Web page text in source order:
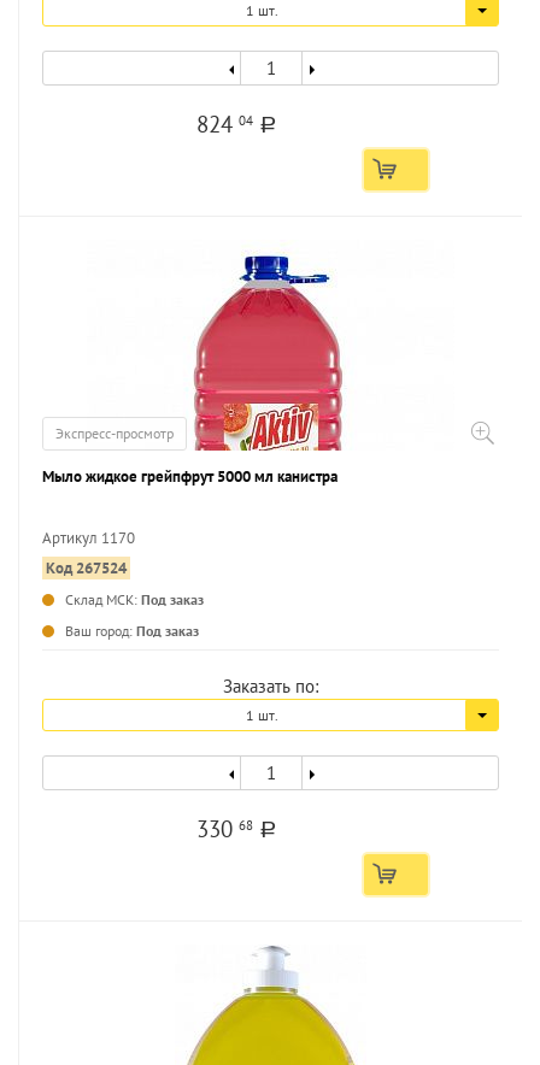
1 шт.
82404 a
Экспресс-просмотр
Мыло жидкое грейпфрут 5000 мл канистра
Артикул 1170
Код 267524
Склад МСК: Под заказ
Ваш город: Под заказ
Заказать по:
1 шт.
33068 a